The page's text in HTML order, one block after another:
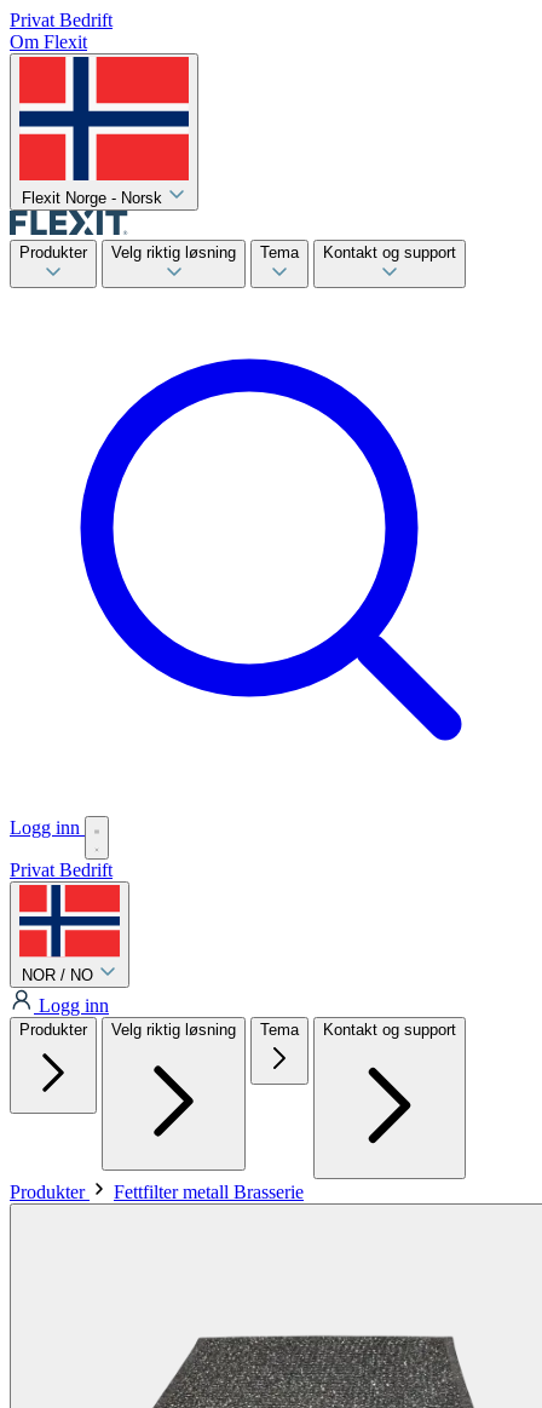
Privat Bedrift
Om Flexit
Flexit Norge - Norsk
Produkter Velg riktig løsning Tema Kontakt og support
Logg inn
Privat Bedrift
NOR / NO
Logg inn
Produkter Velg riktig løsning Tema Kontakt og support
Produkter Fettfilter metall Brasserie